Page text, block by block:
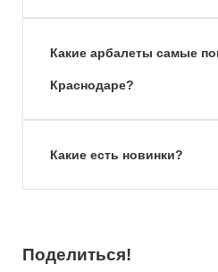
Какие арбалеты самые
Краснодаре?
Какие есть новинки?
Поделиться!